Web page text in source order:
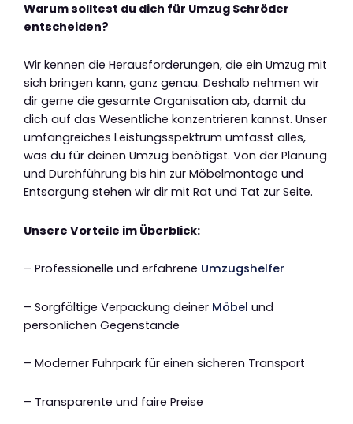
Warum solltest du dich für Umzug Schröder
entscheiden?
Wir kennen die Herausforderungen, die ein Umzug mit
sich bringen kann, ganz genau. Deshalb nehmen wir
dir gerne die gesamte Organisation ab, damit du
dich auf das Wesentliche konzentrieren kannst. Unser
umfangreiches Leistungsspektrum umfasst alles,
was du für deinen Umzug benötigst. Von der Planung
und Durchführung bis hin zur Möbelmontage und
Entsorgung stehen wir dir mit Rat und Tat zur Seite.
Unsere Vorteile im Überblick:
– Professionelle und erfahrene Umzugshelfer
– Sorgfältige Verpackung deiner Möbel und
persönlichen Gegenstände
– Moderner Fuhrpark für einen sicheren Transport
– Transparente und faire Preise